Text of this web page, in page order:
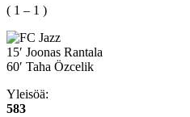
( 1 – 1 )
15′ Joonas Rantala
60′ Taha Özcelik
Yleisöä:
583